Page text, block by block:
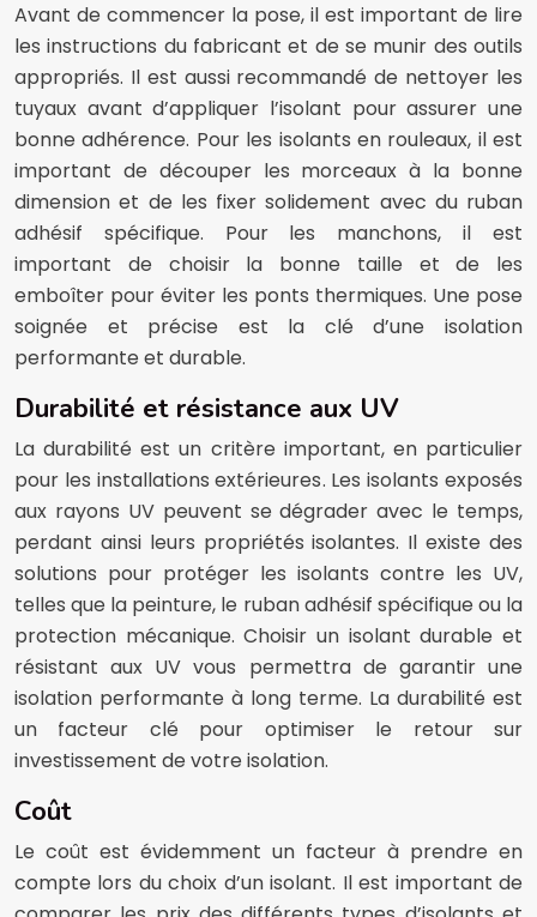
Avant de commencer la pose, il est important de lire
les instructions du fabricant et de se munir des outils
appropriés. Il est aussi recommandé de nettoyer les
tuyaux avant d’appliquer l’isolant pour assurer une
bonne adhérence. Pour les isolants en rouleaux, il est
important de découper les morceaux à la bonne
dimension et de les fixer solidement avec du ruban
adhésif spécifique. Pour les manchons, il est
important de choisir la bonne taille et de les
emboîter pour éviter les ponts thermiques. Une pose
soignée et précise est la clé d’une isolation
performante et durable.
Durabilité et résistance aux UV
La durabilité est un critère important, en particulier
pour les installations extérieures. Les isolants exposés
aux rayons UV peuvent se dégrader avec le temps,
perdant ainsi leurs propriétés isolantes. Il existe des
solutions pour protéger les isolants contre les UV,
telles que la peinture, le ruban adhésif spécifique ou la
protection mécanique. Choisir un isolant durable et
résistant aux UV vous permettra de garantir une
isolation performante à long terme. La durabilité est
un facteur clé pour optimiser le retour sur
investissement de votre isolation.
Coût
Le coût est évidemment un facteur à prendre en
compte lors du choix d’un isolant. Il est important de